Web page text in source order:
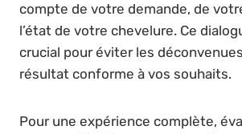
compte de votre demande, de
l’état de votre chevelure. Ce
crucial pour éviter les
résultat conforme à vos souhaits.
Pour une expérience complète,